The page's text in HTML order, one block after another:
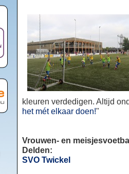
kleuren verdedigen. Altijd
het mét elkaar doen!"
Vrouwen- en
Delden:
SVO Twickel